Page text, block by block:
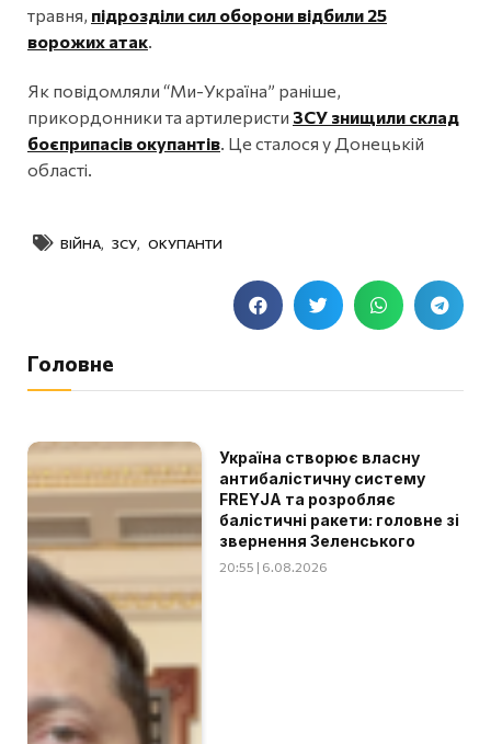
травня, підрозділи сил оборони відбили 25
ворожих атак
Як повідомляли “Ми-Україна” раніше,
прикордонники та артилеристи ЗСУ знищили склад
боєприпасів окупантів . Це сталося у Донецькій
області.
ВІЙНА ЗСУ ОКУПАНТИ
Головне
Україна створює власну
антибалістичну систему
FREYJA та розробляє
балістичні ракети: головне зі
звернення Зеленського
20:55 | 6.08.2026